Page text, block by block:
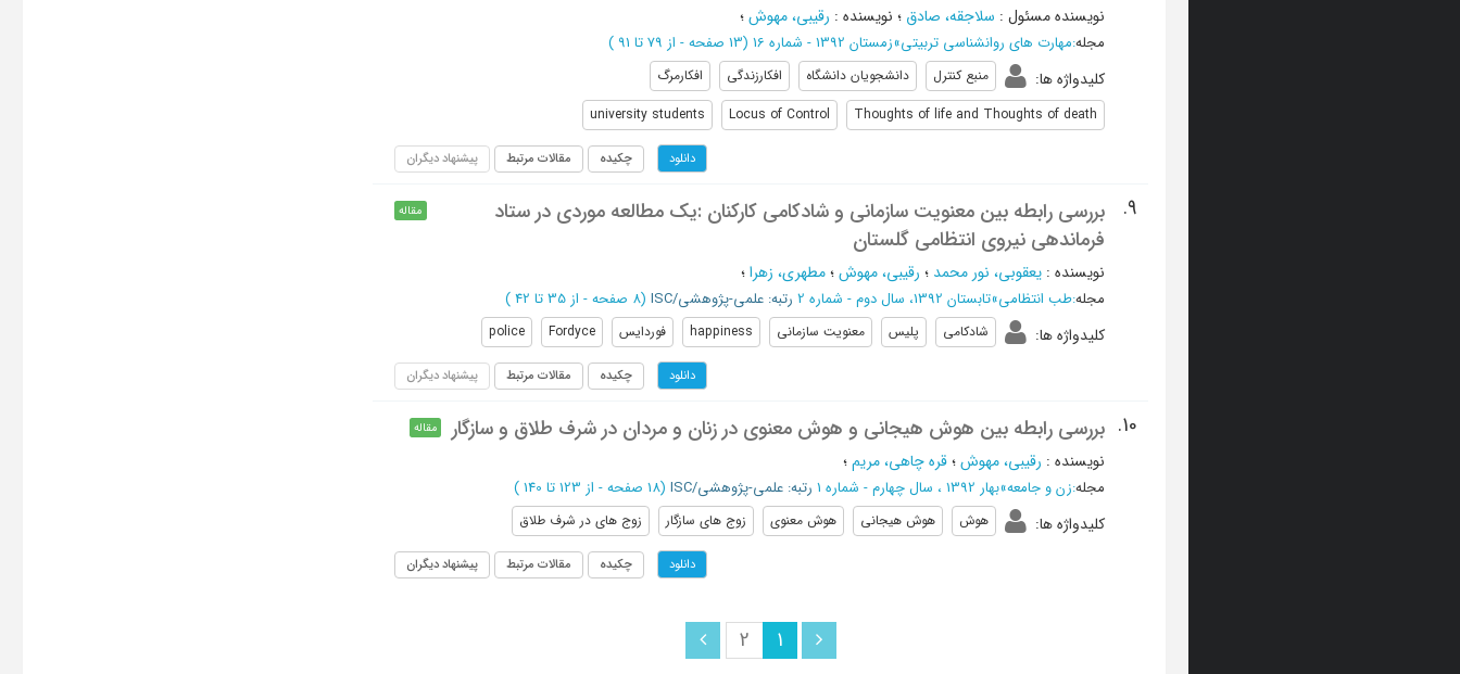
نویسنده مسئول : سلاجقه، صادق ؛ نویسنده : رقیبی، مهوش؛
مجله:مهارت های روانشناسی تربیتی»زمستان 1392 - شماره 16 (‎13 صفحه - از 79 تا 91 )
کلیدواژه ها: منبع کنترل دانشجویان دانشگاه افکارزندگی
افکارمرگ
Thoughts of life and Thoughts of death
Locus of Control
university students
دانلود چکیده مقالات مرتبط پیشنهاد دیگران
9.
بررسی رابطه بین معنویت سازمانی و شادکامی کارکنان :یک مطالعه موردی در ستاد
فرماندهی نیروی انتظامی گلستان
مقاله
نویسنده : یعقوبی، نور محمد ؛ رقیبی، مهوش؛مطهری، زهرا؛
مجله:طب انتظامی»تابستان 1392، سال دوم - شماره 2 رتبه: علمی-پژوهشی/ISC (‎8 صفحه - از 35 تا 42 )
کلیدواژه ها: شادکامی پلیس معنویت سازمانی happiness فوردایس Fordyce
police
دانلود چکیده مقالات مرتبط پیشنهاد دیگران
10. بررسی رابطه بین هوش هیجانی و هوش معنوی در زنان و مردان در شرف طلاق و سازگار مقاله
نویسنده : رقیبی، مهوش؛قره چاهی، مریم؛
مجله:زن و جامعه»بهار 1392 ، سال چهارم - شماره 1 رتبه: علمی-پژوهشی/ISC (‎18 صفحه - از 123 تا 140 )
کلیدواژه ها: هوش ﻫﻮش ﻫﻴﺠﺎﻧﻲ ﻫﻮش ﻣﻌﻨﻮي زوج هاي سازگار زوج هاي در شرف طلاق
دانلود چکیده مقالات مرتبط پیشنهاد دیگران
1
2